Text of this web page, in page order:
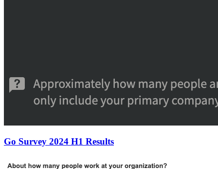
Go Survey 2024 H1 Results